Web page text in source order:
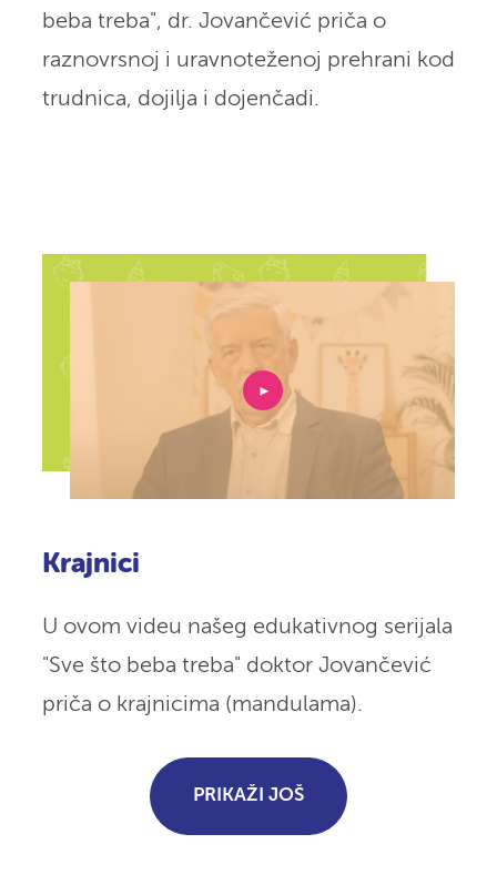
beba treba", dr. Jovančević priča o
raznovrsnoj i uravnoteženoj prehrani kod
trudnica, dojilja i dojenčadi.
Krajnici
U ovom videu našeg edukativnog serijala
"Sve što beba treba" doktor Jovančević
priča o krajnicima (mandulama).
PRIKAŽI JOŠ